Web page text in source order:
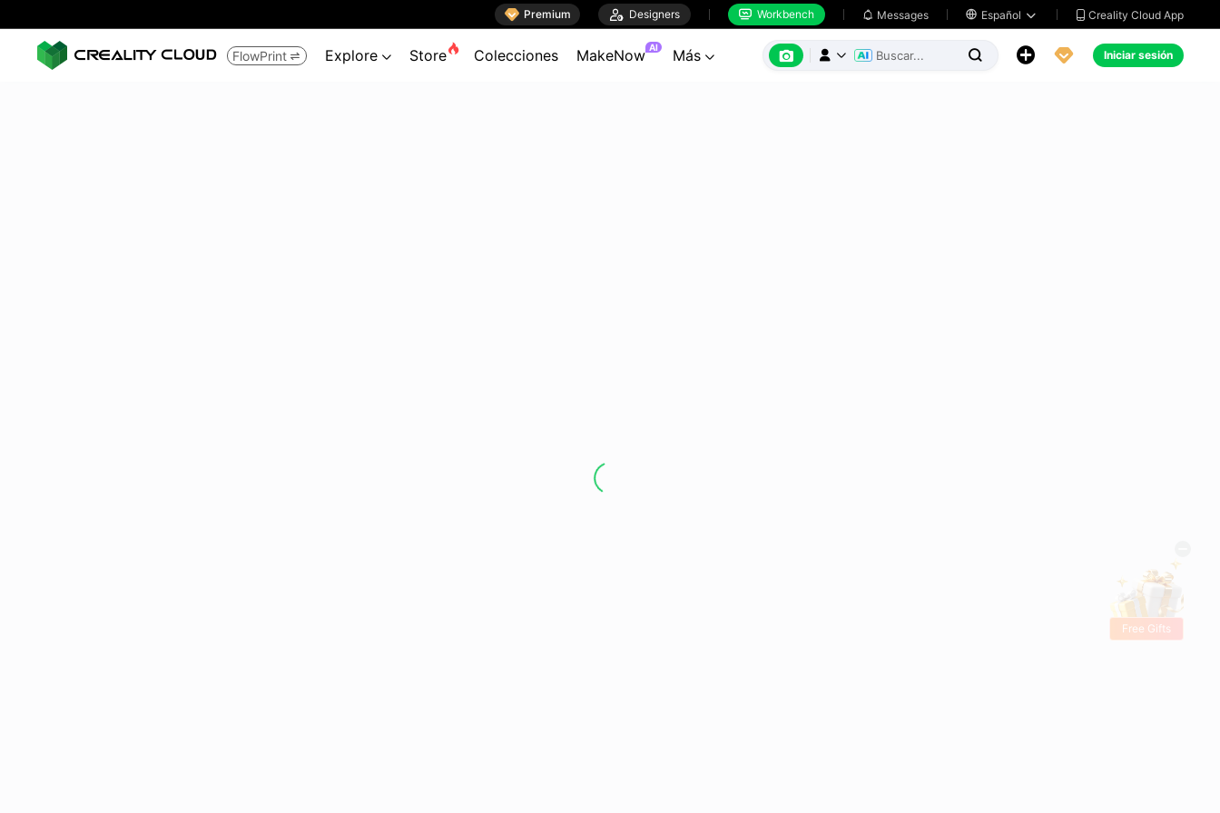
 Premium  Designers  Workbench  Messages  Español   Creality Cloud App
FlowPrint  Explore  Store Colecciones MakeNow AI Más        Iniciar sesión
Free Gifts